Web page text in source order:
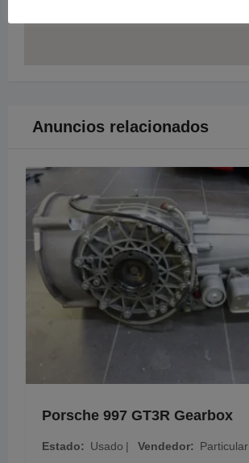
Anuncios relacionados
Porsche 997 GT3R Gearbox
Estado Usado Vendedor Particular